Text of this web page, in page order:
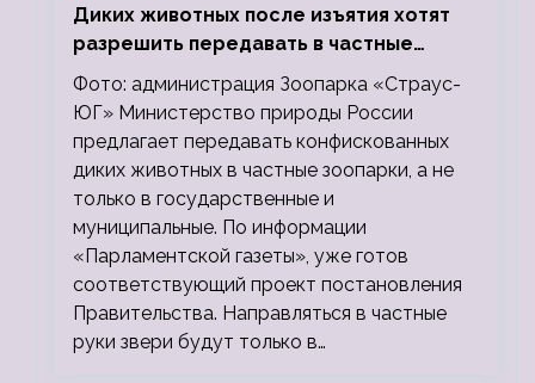
Диких животных после изъятия хотят
разрешить передавать в частные
зоопарки
Фото: администрация Зоопарка «Страус-
ЮГ» Министерство природы России
предлагает передавать конфискованных
диких животных в частные зоопарки, а не
только в государственные и
муниципальные. По информации
«Парламентской газеты», уже готов
соответствующий проект постановления
Правительства. Направляться в частные
руки звери будут только в…